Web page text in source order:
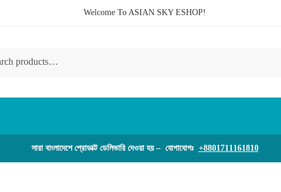
Welcome To ASIAN SKY ESHOP!
সারা বাংলাদেশে প্রোডাক্ট ডেলিভারি দেওয়া হয় – যোগাযোগঃ +8801711161810